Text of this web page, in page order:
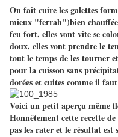
On fait cuire les galettes
mieux "ferrah")bien
feu fort, elles vont vite se
doux, elles vont prendre le
tout le temps de les tourner
pour la cuisson sans
dorées et cuites comme il
Voici un petit aperçumême
Honnêtement cette recette
pas les rater et le résultat est